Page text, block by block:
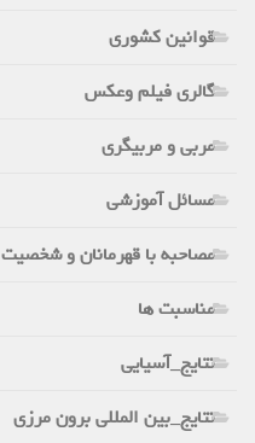
قوانین کشوری
گالری فیلم وعکس
مربی و مربیگری
مسائل آموزشی
مصاحبه با قهرمانان و شخصیت ها
مناسبت ها
نتایج_آسیایی
نتایج_بین المللی برون مرزی